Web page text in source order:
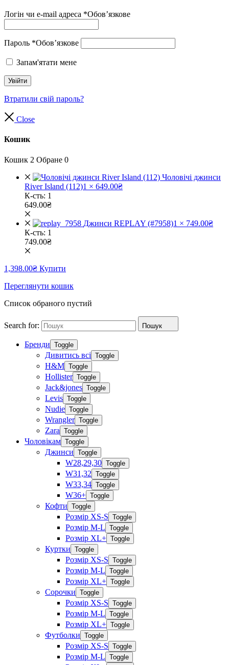
Логін чи e-mail адреса *Обов’язкове
Пароль *Обов’язкове
Запам'ятати мене
Увійти
Втратили свій пароль?
Close
Кошик
Кошик 2 Обране 0
Чоловічі джинси
River Island (112)1 × 649.00₴
К-сть: 1
649.00₴
Джинси REPLAY (#7958)1 × 749.00₴
К-сть: 1
749.00₴
1,398.00₴ Купити
Переглянути кошик
Список обраного пустий
Search for: Пошук
Бренди Toggle
Дивитись всі Toggle
H&M Toggle
Hollister Toggle
Jack&jones Toggle
Levis Toggle
Nudie Toggle
Wrangler Toggle
Zara Toggle
Чоловікам Toggle
Джинси Toggle
W28,29,30 Toggle
W31,32 Toggle
W33,34 Toggle
W36+ Toggle
Кофти Toggle
Розмір XS-S Toggle
Розмір M-L Toggle
Розмір XL+ Toggle
Куртки Toggle
Розмір XS-S Toggle
Розмір M-L Toggle
Розмір XL+ Toggle
Сорочки Toggle
Розмір XS-S Toggle
Розмір M-L Toggle
Розмір XL+ Toggle
Футболки Toggle
Розмір XS-S Toggle
Розмір M-L Toggle